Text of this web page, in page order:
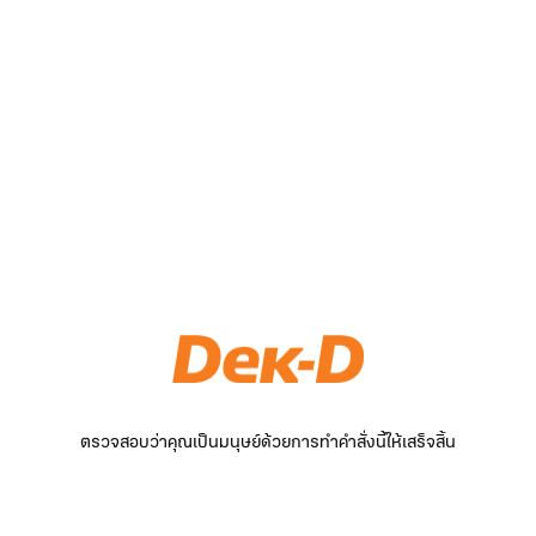
ตรวจสอบว่าคุณเป็นมนุษย์ด้วยการทำคำสั่งนี้ให้เสร็จสิ้น